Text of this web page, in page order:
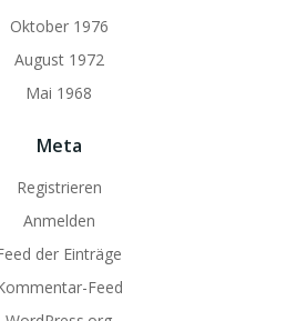
Oktober 1976
August 1972
Mai 1968
Meta
Registrieren
Anmelden
der Einträge
Feed